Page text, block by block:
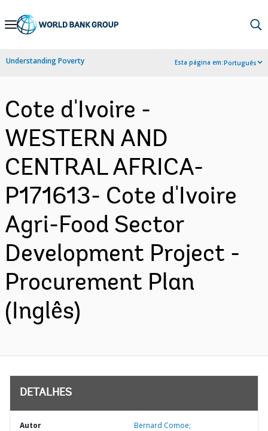
Skip
Navigation
Understanding Poverty Esta página em:Português
Cote d'Ivoire -
WESTERN AND
CENTRAL AFRICA-
P171613- Cote d'Ivoire
Agri-Food Sector
Development Project -
Procurement Plan
(Inglês)
DETALHES
Autor Bernard Comoe;